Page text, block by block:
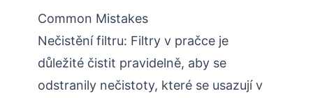
Common Mistakes
Nečistění filtru: Filtry v pračce je
důležité čistit pravidelně, aby se
odstranily nečistoty, které se usazují v